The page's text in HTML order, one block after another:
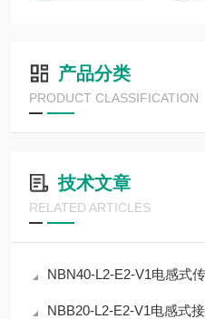
产品分类
PRODUCT CLASSIFICATION
技术文章
RELATED ARTICLES
NBN40-L2-E2-V1电感式
NBB20-L2-E2-V1电感式